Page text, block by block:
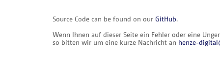
Source Code can be found on our GitHub.
Wenn Ihnen auf dieser Seite ein Fehler oder eine
so bitten wir um eine kurze Nachricht an henze-